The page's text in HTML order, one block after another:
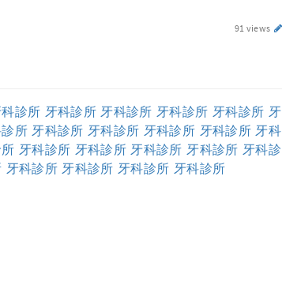
91 views
科診所 牙科診所 牙科診所 牙科診所 牙科診所 牙
所 牙科診所 牙科診所 牙科診所 牙科診所 牙科
牙科診所 牙科診所 牙科診所 牙科診所 牙科診
牙科診所 牙科診所 牙科診所 牙科診所